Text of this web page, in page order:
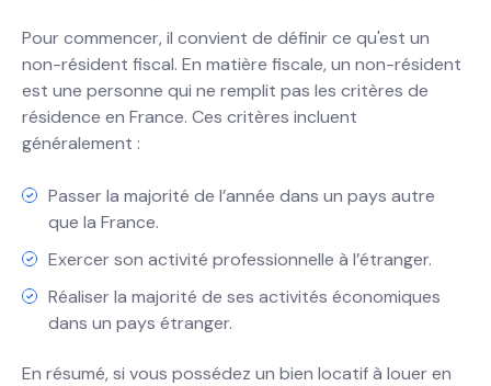
Pour commencer, il convient de définir ce qu'est un
non-résident fiscal. En matière fiscale, un non-résident
est une personne qui ne remplit pas les critères de
résidence en France. Ces critères incluent
généralement :
Passer la majorité de l’année dans un pays autre
que la France.
Exercer son activité professionnelle à l’étranger.
Réaliser la majorité de ses activités économiques
dans un pays étranger.
En résumé, si vous possédez un bien locatif à louer en